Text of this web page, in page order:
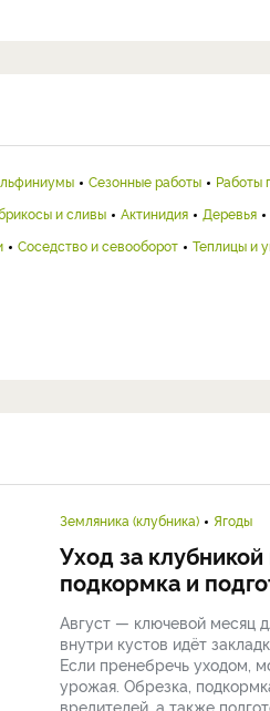
Сезонные работы Работы
и сливы Актинидия Деревья
Соседство и севооборот Теплицы и
Земляника (клубника) Ягоды
Уход за клубникой
подкормка и
Август — ключевой месяц
внутри кустов идёт
Если пренебречь уходом,
урожая. Обрезка,
вредителей, а также